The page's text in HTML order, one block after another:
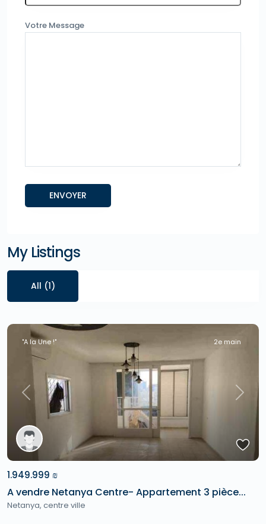
Votre Message
My Listings
All (1)
Previous Next
"A la Une !" 2e main
1.949.999 ₪
A vendre Netanya Centre- Appartement 3 pièce...
Netanya, centre ville